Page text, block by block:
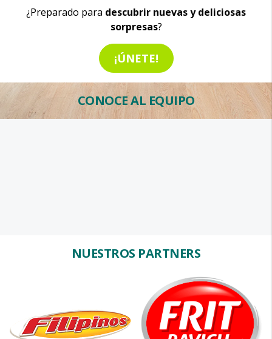
¿Preparado para descubrir nuevas y deliciosas
sorpresas?
¡ÚNETE!
CONOCE AL EQUIPO
NUESTROS PARTNERS